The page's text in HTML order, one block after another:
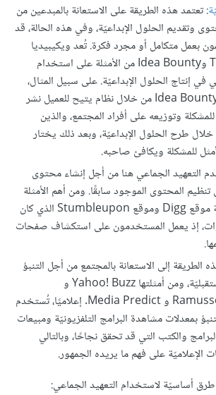
: تعتمد هذه الطريقة على الاستعانة بالمبدعين من
وتقديم الحلول الإبداعيّة، وفي هذه الحالة، قد
بعمل متكامل أو مجرد فكرة. تُعد ويكيبيديا
وThreadless وIdea Bounty من الأمثلة على استخدام
في إنتاج الحلول الإبداعيّة. على سبيل المثال،
تعمل مؤسسة Idea Bounty من خلال نظام يتيح للعميل نشر
وتوزيعه على أفراد المجتمع، والذين
طرح الحلول الإبداعيّة، وبعد ذلك يختار
للمشكلة ويكافئ صاحبه.
التعهيد الجماعي هنا من أجل إنشاء محتوى
المحتوى الموجود سابقًا. ومن أهم الأمثلة
على هذه الحالة موقع Digg وموقع Stumbleupon الذي كان
إذ يعمل المستخدمون على استكشاف صفحات
الطريقة إلى الاستعانة بالمجتمع من أجل التنبؤ
بالتوجهات المستقبليّة، ومن أمثلتها Yahoo! Buzz و
Ramussen Markets و Media Predict. إعلاميًا، تُستخدم
بمعدلات مشاهدة البرامج التلفزيونيّة ومبيعات
والكتب التي قد تحقق نجاحًا، وبالتالي
الإعلاميّة على فهم ما يريده الجمهور.
طرق أساسيّة لاستخدام التعهيد الجماعي: